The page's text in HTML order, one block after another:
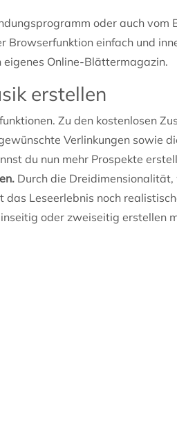
oder auch vom
Browserfunktion einfach und
eigenes Online-Blättermagazin.
erstellen
Zu den kostenlosen
Verlinkungen sowie
du nun mehr Prospekte
Durch die
das Leseerlebnis noch
oder zweiseitig erstellen